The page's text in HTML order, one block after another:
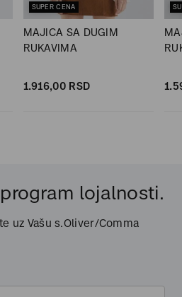
SUPER CENA
MAJICA SA DUGIM
RUKAVIMA
1.916,00 RSD
lojalnosti.
uz Vašu s.Oliver/Comma